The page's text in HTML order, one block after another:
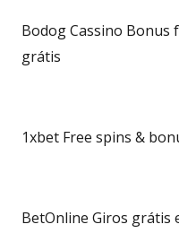
Bodog Cassino Bonus
grátis
1xbet Free spins &
BetOnline Giros grátis